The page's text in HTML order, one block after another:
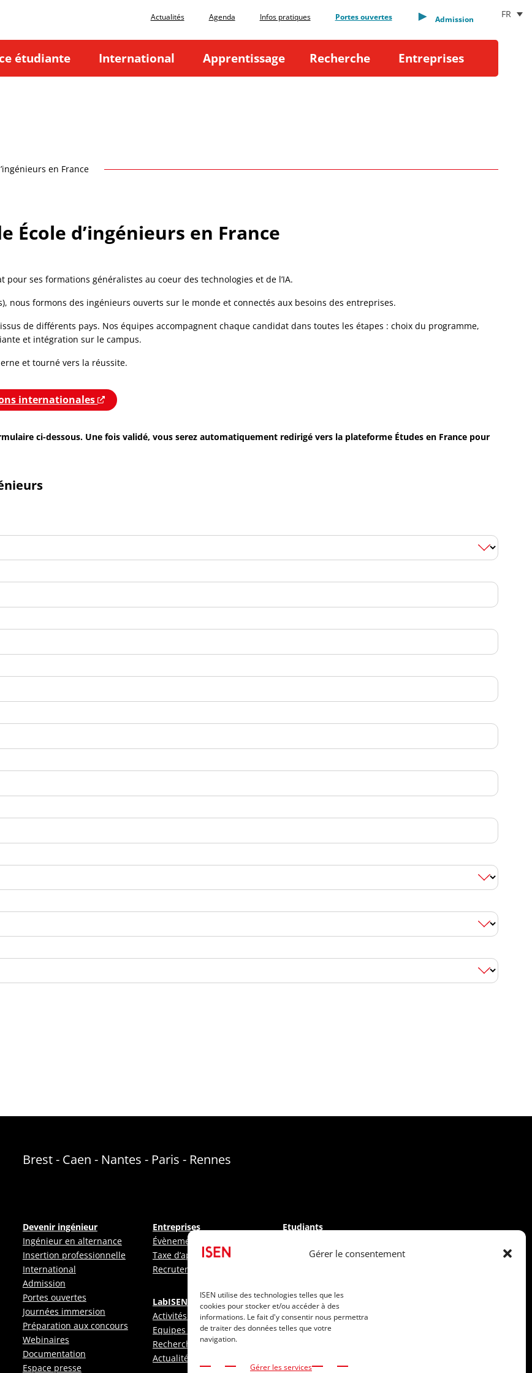
Gérer le consentement
ISEN utilise des technologies telles que les
cookies pour stocker et/ou accéder à des
informations. Le fait d'y consentir nous permettra
de traiter des données telles que votre
navigation.
Gérer les services
Actualités Agenda Infos pratiques Portes ouvertes Admission FR
étudiante International Apprentissage Recherche Entreprises
en France
École d’ingénieurs en France
pour ses formations généralistes au coeur des technologies et de l’IA.
nous formons des ingénieurs ouverts sur le monde et connectés aux besoins des entreprises.
de différents pays. Nos équipes accompagnent chaque candidat dans toutes les étapes : choix du programme,
et intégration sur le campus.
et tourné vers la réussite.
internationales Nouvelle fenêtre
ci-dessous. Une fois validé, vous serez automatiquement redirigé vers la plateforme Études en France pour
Brest - Caen - Nantes - Paris - Rennes
Devenir ingénieur
Ingénieur en alternance
Insertion professionnelle
International
Admission
Portes ouvertes
Journées immersion
Préparation aux concours
Webinaires
Documentation
Espace presse
Entreprises
Évènements entreprises
Taxe d’apprentissage
Recruter un ingénieur
LabISEN
Activités de recherche
Equipes de recherche
Recherche partenariale
Actualité de la recherche
Etudiants
Candidats internationaux
Financer ses études
Bourses
Handicap et inclusion